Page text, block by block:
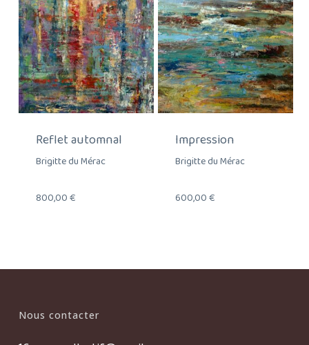
Reflet automnal
Brigitte du Mérac
800,00€
Impression
Brigitte du Mérac
600,00€
Nous contacter